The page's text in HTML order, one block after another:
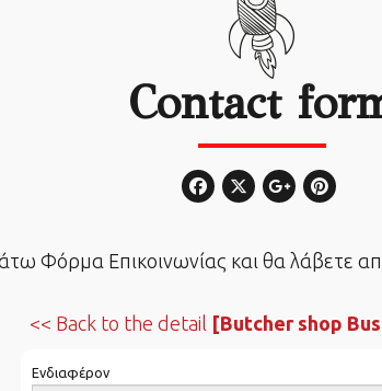
Contact
Φόρμα Επικοινωνίας και θα λάβετε
Back to the detail [Butcher shop
Ενδιαφέρον